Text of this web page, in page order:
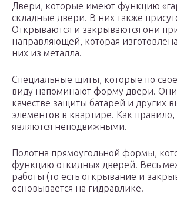
Двери, которые имеют функцию
складные двери. В них также
Открываются и закрываются они
направляющей, которая
них из металла.
Специальные щиты, которые по
виду напоминают форму двери. Они
качестве защиты батарей и других
элементов в квартире. Как
являются неподвижными.
Полотна прямоугольной формы,
функцию откидных дверей. Весь
работы (то есть открывание и
основывается на гидравлике.